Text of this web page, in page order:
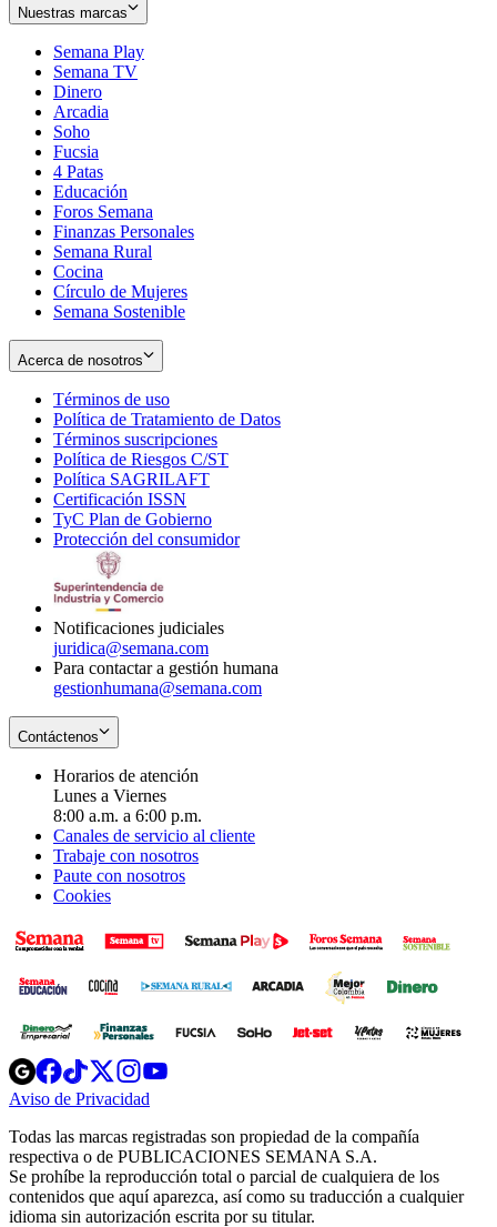
Nuestras marcas
Semana Play
Semana TV
Dinero
Arcadia
Soho
in
new
window
Fucsia
in
new
window
4 Patas
Educación
Foros Semana
Finanzas Personales
Semana Rural
Cocina
Círculo de Mujeres
Semana Sostenible
Acerca de nosotros
Términos de uso
in
new
window
Política de Tratamiento de Datos
Términos suscripciones
in
Política de Riesgos C/ST
Política SAGRILAFT
new
window
Certificación ISSN
in
new
TyC Plan de Gobierno
in
Protección del consumidorOpens
Notificaciones judiciales
juridica@semana.com
Para contactar a gestión humana
gestionhumana@semana.com
Contáctenos
Horarios de atención
Lunes a Viernes
8:00 a.m. a 6:00 p.m.
Canales de servicio al cliente
Trabaje con nosotros
Paute con nosotros
Cookies
Opens
in
new
Opens
in
new
Opens
in
new
window
Opens
new
windowwindow
Aviso de Privacidad
new
window
Todas las marcas registradas son propiedad de la compañía
respectiva o de PUBLICACIONES SEMANA S.A.
Se prohíbe la reproducción total o parcial de cualquiera de los
contenidos que aquí aparezca, así como su traducción a cualquier
idioma sin autorización escrita por su titular.